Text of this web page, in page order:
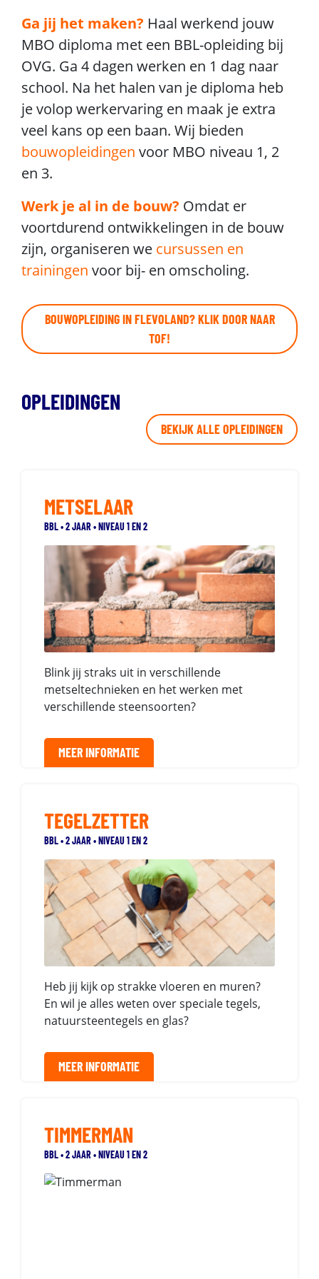
Ga jij het maken? Haal werkend jouw
MBO diploma met een BBL-opleiding bij
OVG. Ga 4 dagen werken en 1 dag naar
school. Na het halen van je diploma heb
je volop werkervaring en maak je extra
veel kans op een baan. Wij bieden
bouwopleidingen voor MBO niveau 1, 2
en 3.
Werk je al in de bouw? Omdat er
voortdurend ontwikkelingen in de bouw
zijn, organiseren we cursussen en
trainingen voor bij- en omscholing.
BOUWOPLEIDING IN FLEVOLAND? KLIK DOOR NAAR
TOF!
OPLEIDINGEN
BEKIJK ALLE OPLEIDINGEN
METSELAAR
BBL • 2 JAAR • NIVEAU 1 EN 2
Blink jij straks uit in verschillende
metseltechnieken en het werken met
verschillende steensoorten?
MEER INFORMATIE
TEGELZETTER
BBL • 2 JAAR • NIVEAU 1 EN 2
Heb jij kijk op strakke vloeren en muren?
En wil je alles weten over speciale tegels,
natuursteentegels en glas?
MEER INFORMATIE
TIMMERMAN
BBL • 2 JAAR • NIVEAU 1 EN 2